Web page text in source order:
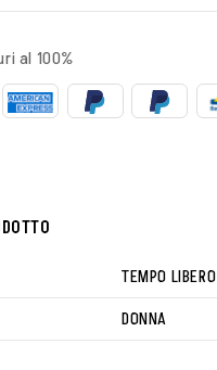
al 100%
TEMPO LIBERO
DONNA